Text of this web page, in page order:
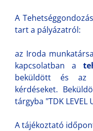
A
tart a pályázatról:
az Iroda
kapcsolatban a
beküldött és az
kérdéseket.
tárgyba "TDK LEVEL
A tájékoztató